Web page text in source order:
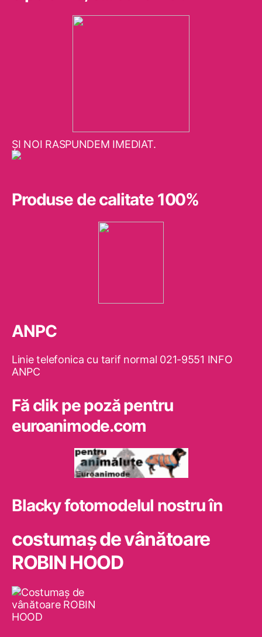
ŞI NOI RASPUNDEM IMEDIAT.
Produse de calitate 100%
ANPC
Linie telefonica cu tarif normal 021-9551 INFO
ANPC
Fă clik pe poză pentru
euroanimode.com
Blacky fotomodelul nostru în
costumaş de vânătoare
ROBIN HOOD